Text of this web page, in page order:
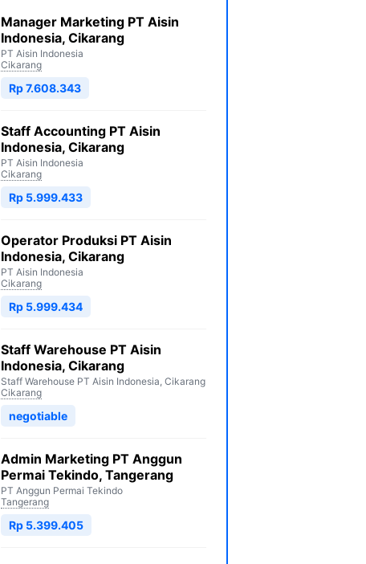
Manager Marketing PT Aisin
Indonesia, Cikarang
PT Aisin Indonesia
Cikarang
Rp 7.608.343
Staff Accounting PT Aisin
Indonesia, Cikarang
PT Aisin Indonesia
Cikarang
Rp 5.999.433
Operator Produksi PT Aisin
Indonesia, Cikarang
PT Aisin Indonesia
Cikarang
Rp 5.999.434
Staff Warehouse PT Aisin
Indonesia, Cikarang
Staff Warehouse PT Aisin Indonesia, Cikarang
Cikarang
negotiable
Admin Marketing PT Anggun
Permai Tekindo, Tangerang
PT Anggun Permai Tekindo
Tangerang
Rp 5.399.405